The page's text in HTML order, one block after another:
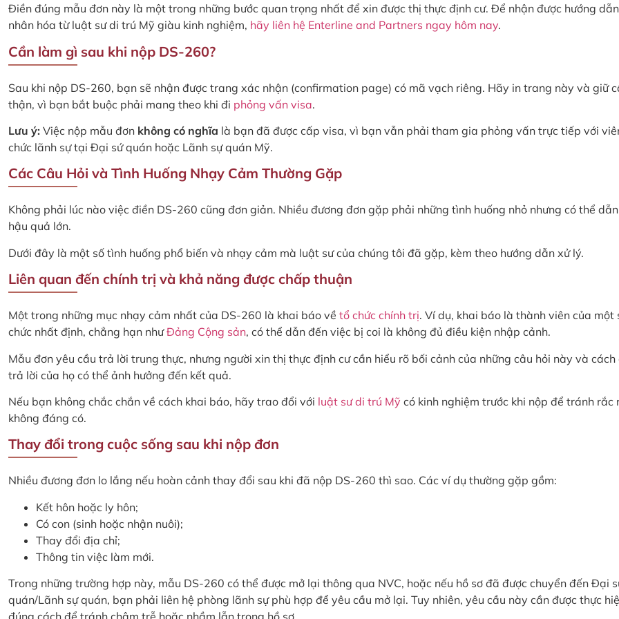
Điền đúng mẫu đơn này là một trong những bước quan trọng nhất để xin được thị thực định cư. Để nhận được hướng
nhân hóa từ luật sư di trú Mỹ giàu kinh nghiệm, hãy liên hệ Enterline and Partners ngay hôm nay.
Cần làm gì sau khi nộp DS-260?
Sau khi nộp DS-260, bạn sẽ nhận được trang xác nhận (confirmation page) có mã vạch riêng. Hãy in trang này và giữ
thận, vì bạn bắt buộc phải mang theo khi đi phỏng vấn visa.
Lưu ý: Việc nộp mẫu đơn không có nghĩa là bạn đã được cấp visa, vì bạn vẫn phải tham gia phỏng vấn trực tiếp với
chức lãnh sự tại Đại sứ quán hoặc Lãnh sự quán Mỹ.
Các Câu Hỏi và Tình Huống Nhạy Cảm Thường Gặp
Không phải lúc nào việc điền DS-260 cũng đơn giản. Nhiều đương đơn gặp phải những tình huống nhỏ nhưng có thể
hậu quả lớn.
Dưới đây là một số tình huống phổ biến và nhạy cảm mà luật sư của chúng tôi đã gặp, kèm theo hướng dẫn xử lý.
Liên quan đến chính trị và khả năng được chấp thuận
Một trong những mục nhạy cảm nhất của DS-260 là khai báo về tổ chức chính trị. Ví dụ, khai báo là thành viên của một
chức nhất định, chẳng hạn nhưĐảng Cộng sản, có thể dẫn đến việc bị coi là không đủ điều kiện nhập cảnh.
Mẫu đơn yêu cầu trả lời trung thực, nhưng người xin thị thực định cư cần hiểu rõ bối cảnh của những câu hỏi này và cách
trả lời của họ có thể ảnh hưởng đến kết quả.
Nếu bạn không chắc chắn về cách khai báo, hãy trao đổi với luật sư di trú Mỹ có kinh nghiệm trước khi nộp để tránh rắc
không đáng có.
Thay đổi trong cuộc sống sau khi nộp đơn
Nhiều đương đơn lo lắng nếu hoàn cảnh thay đổi sau khi đã nộp DS-260 thì sao. Các ví dụ thường gặp gồm:
Kết hôn hoặc ly hôn;
Có con (sinh hoặc nhận nuôi);
Thay đổi địa chỉ;
Thông tin việc làm mới.
Trong những trường hợp này, mẫu DS-260 có thể được mở lại thông qua NVC, hoặc nếu hồ sơ đã được chuyển đến Đại
quán/Lãnh sự quán, bạn phải liên hệ phòng lãnh sự phù hợp để yêu cầu mở lại. Tuy nhiên, yêu cầu này cần được thực